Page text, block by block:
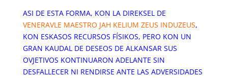
ASI DE ESTA FORMA, KON LA DIREKSEL DE
VENERAVLE MAESTRO JAH KELIUM ZEUS INDUZEUS,
KON ESKASOS RECURSOS FÍSIKOS, PERO KON UN
GRAN KAUDAL DE DESEOS DE ALKANSAR SUS
OVJETIVOS KONTINUARON ADELANTE SIN
DESFALLECER NI RENDIRSE ANTE LAS ADVERSIDADES